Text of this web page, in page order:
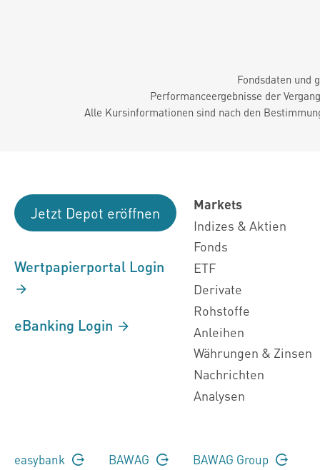
Fondsdaten und
Performanceergebnisse der
Alle Kursinformationen sind nach den
Jetzt Depot eröffnen
Wertpapierportal Login
eBanking Login
Markets
Indizes & Aktien
Fonds
ETF
Derivate
Rohstoffe
Anleihen
Währungen & Zinsen
Nachrichten
Analysen
easybank BAWAG BAWAG Group